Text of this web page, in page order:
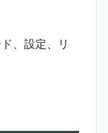
、設定、リ